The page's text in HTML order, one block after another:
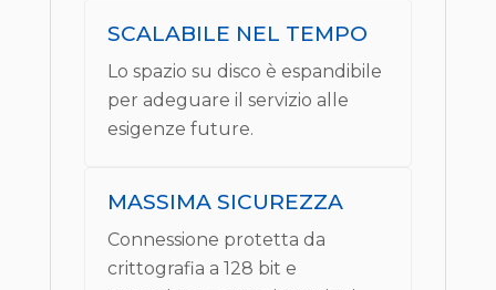
SCALABILE NEL TEMPO
Lo spazio su disco è espandibile
per adeguare il servizio alle
esigenze future.
MASSIMA SICUREZZA
Connessione protetta da
crittografia a 128 bit e